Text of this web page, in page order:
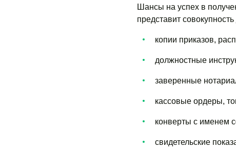
Шансы на успех в
представит
копии приказов,
должностные
заверенные
кассовые ордеры,
конверты с именем
свидетельские